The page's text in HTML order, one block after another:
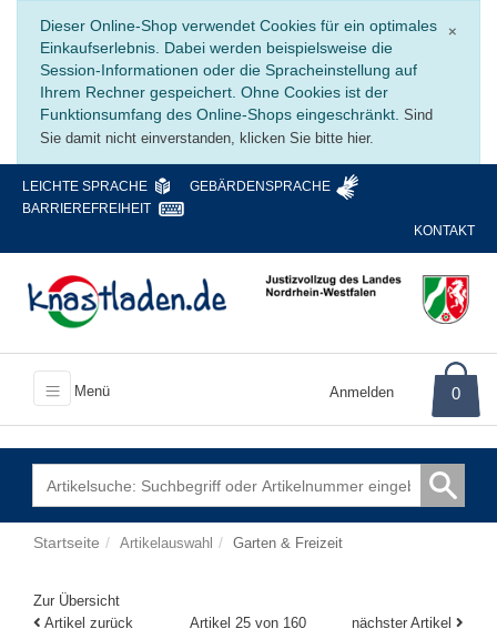
×
Dieser Online-Shop verwendet Cookies für ein optimales
Einkaufserlebnis. Dabei werden beispielsweise die
Session-Informationen oder die Spracheinstellung auf
Ihrem Rechner gespeichert. Ohne Cookies ist der
Funktionsumfang des Online-Shops eingeschränkt. Sind
Sie damit nicht einverstanden, klicken Sie bitte hier.
LEICHTE SPRACHE
GEBÄRDENSPRACHE
BARRIEREFREIHEIT
KONTAKT
Menü Anmelden 0
Startseite Artikelauswahl Garten & Freizeit
Zur Übersicht
Artikel zurück
Artikel 25 von 160 nächster Artikel